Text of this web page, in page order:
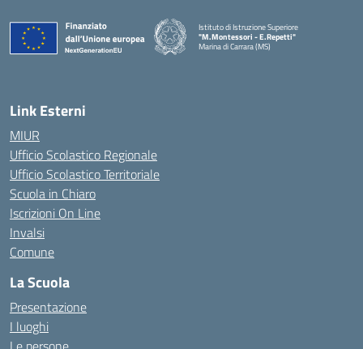
Istituto di Istruzione Superiore
"M.Montessori - E.Repetti"
Marina di Carrara (MS)
Link Esterni
MIUR
Ufficio Scolastico Regionale
Ufficio Scolastico Territoriale
Scuola in Chiaro
Iscrizioni On Line
Invalsi
Comune
La Scuola
Presentazione
I luoghi